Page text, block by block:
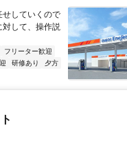
せしていくので
対して、操作説
フリーター歓迎
研修あり
夕方